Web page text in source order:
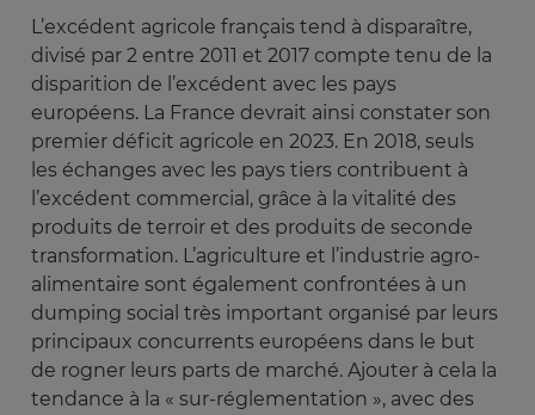
L’excédent agricole français tend à disparaître,
divisé par 2 entre 2011 et 2017 compte tenu de la
disparition de l’excédent avec les pays
européens. La France devrait ainsi constater son
premier déficit agricole en 2023. En 2018, seuls
les échanges avec les pays tiers contribuent à
l’excédent commercial, grâce à la vitalité des
produits de terroir et des produits de seconde
transformation. L’agriculture et l’industrie agro-
alimentaire sont également confrontées à un
dumping social très important organisé par leurs
principaux concurrents européens dans le but
de rogner leurs parts de marché. Ajouter à cela la
tendance à la « sur-réglementation », avec des